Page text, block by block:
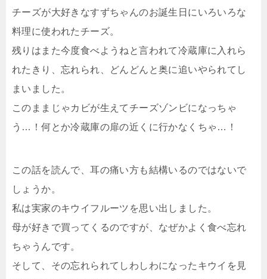
チーズが大好きなすずちゃんのお誕生日にいろいろな
料理に使われたチーズ。
残りはまた今度食べようねと言われて冷蔵庫に入れら
れたきり、忘れられ、どんどんと奥に追いやられてし
まいました。
このままじゃカビが生えてチーズゾンビになっちゃ
う…！何とか冷蔵庫の扉の近くに行かなくちゃ…！
この話を読んで、耳の痛い方も結構いるのではないで
しょうか。
私は実家のキウイフルーツを思い出しました。
母が好きで買ってくるのですが、なぜかよく食べ忘れ
ちゃうんです。
そして、その忘れられてしわしわになったキウイを見